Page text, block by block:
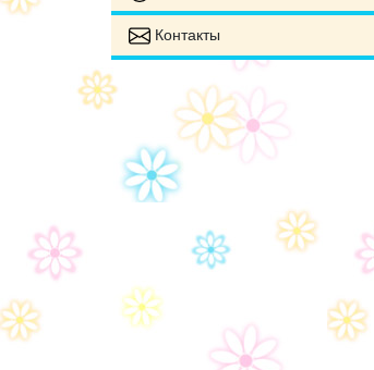
Контакты